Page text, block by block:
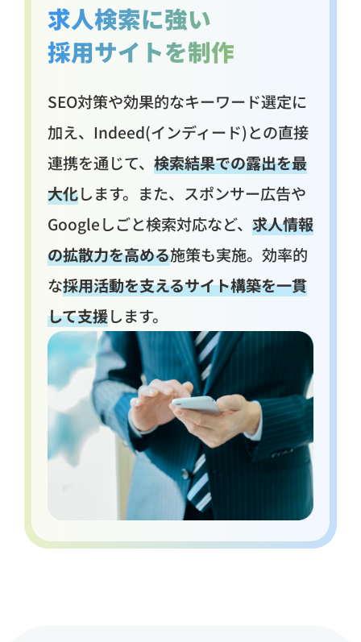
求人検索に強い
採用サイトを制作
SEO対策や効果的なキーワード選定に
加え、Indeed(インディード)との直接
連携を通じて、 検索結果での露出を最
大化します。また、スポンサー広告や
Googleしごと検索対応など、 求人情報
の拡散力を高める施策も実施。効率的
な採用活動を支えるサイト構築を一貫
して支援します。